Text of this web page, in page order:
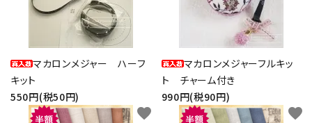
マカロンメジャー ハーフ
キット
550円(税50円)
マカロンメジャーフルキッ
ト チャーム付き
990円(税90円)
favorite favorite